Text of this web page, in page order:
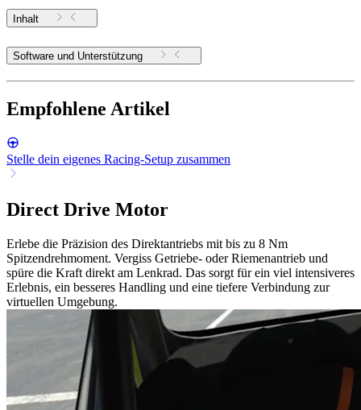
Inhalt
Software und Unterstützung
Empfohlene Artikel
Stelle dein eigenes Racing-Setup zusammen
Direct Drive Motor
Erlebe die Präzision des Direktantriebs mit bis zu 8 Nm
Spitzendrehmoment. Vergiss Getriebe- oder Riemenantrieb und
spüre die Kraft direkt am Lenkrad. Das sorgt für ein viel intensiveres
Erlebnis, ein besseres Handling und eine tiefere Verbindung zur
virtuellen Umgebung.